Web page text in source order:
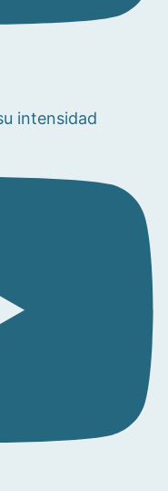
intensidad